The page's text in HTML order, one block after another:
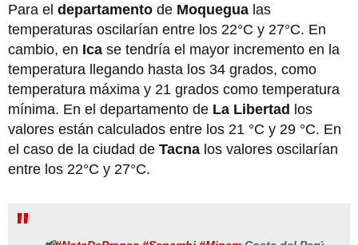
Para el departamento de Moquegua las
temperaturas oscilarían entre los 22°C y 27°C. En
cambio, en Ica se tendría el mayor incremento en la
temperatura llegando hasta los 34 grados, como
temperatura máxima y 21 grados como temperatura
mínima. En el departamento de La Libertad los
valores están calculados entre los 21 °C y 29 °C. En
el caso de la ciudad de Tacna los valores oscilarían
entre los 22°C y 27°C.